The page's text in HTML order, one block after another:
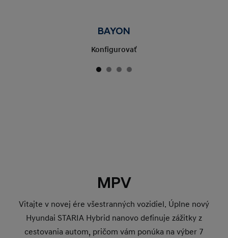
BAYON
Konfigurovať
MPV
Vitajte v novej ére všestranných vozidiel. Úplne nový
Hyundai STARIA Hybrid nanovo definuje zážitky z
cestovania autom, pričom vám ponúka na výber 7